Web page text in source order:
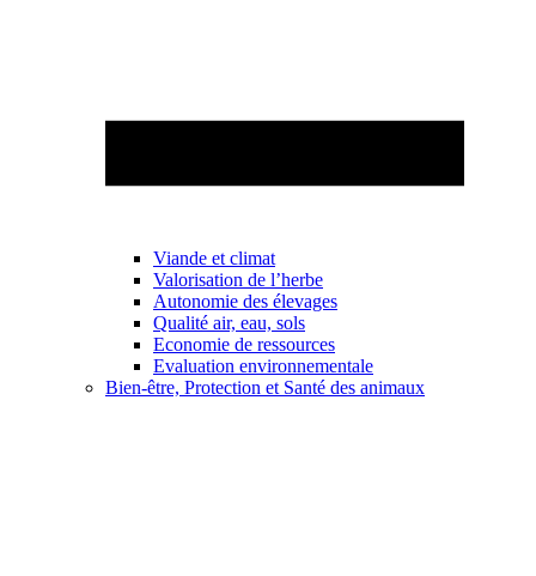
Viande et climat
Valorisation de l’herbe
Autonomie des élevages
Qualité air, eau, sols
Economie de ressources
Evaluation environnementale
Bien-être, Protection et Santé des animaux